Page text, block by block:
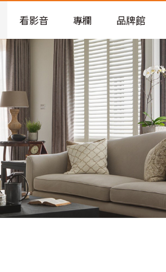
配與高 CP 值煥新術
看影音 專欄 品牌館